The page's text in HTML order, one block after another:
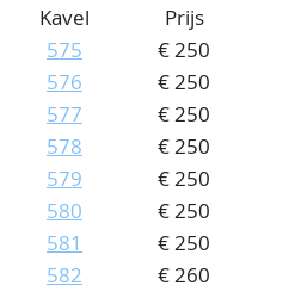
Kavel
Prijs
575
€ 250
576
€ 250
577
€ 250
578
€ 250
579
€ 250
580
€ 250
581
€ 250
582
€ 260